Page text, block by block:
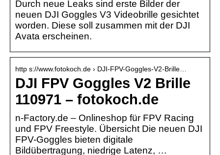
Durch neue Leaks sind erste Bilder der
neuen DJI Goggles V3 Videobrille gesichtet
worden. Diese soll zusammen mit der DJI
Avata erscheinen.
http s://www.fotokoch.de › DJI-FPV-Goggles-V2-Brille…
DJI FPV Goggles V2 Brille
110971 – fotokoch.de
n-Factory.de – Onlineshop für FPV Racing
und FPV Freestyle. Übersicht Die neuen DJI
FPV-Goggles bieten digitale
Bildübertragung, niedrige Latenz, …